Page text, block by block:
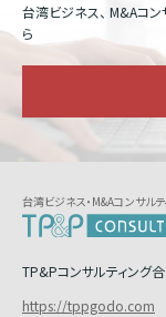
台湾ビジネス、 M&Aコン
ら
台湾ビジネス・M&Aコンサルテ
TP&Pコンサルティング
https://tppgodo.com